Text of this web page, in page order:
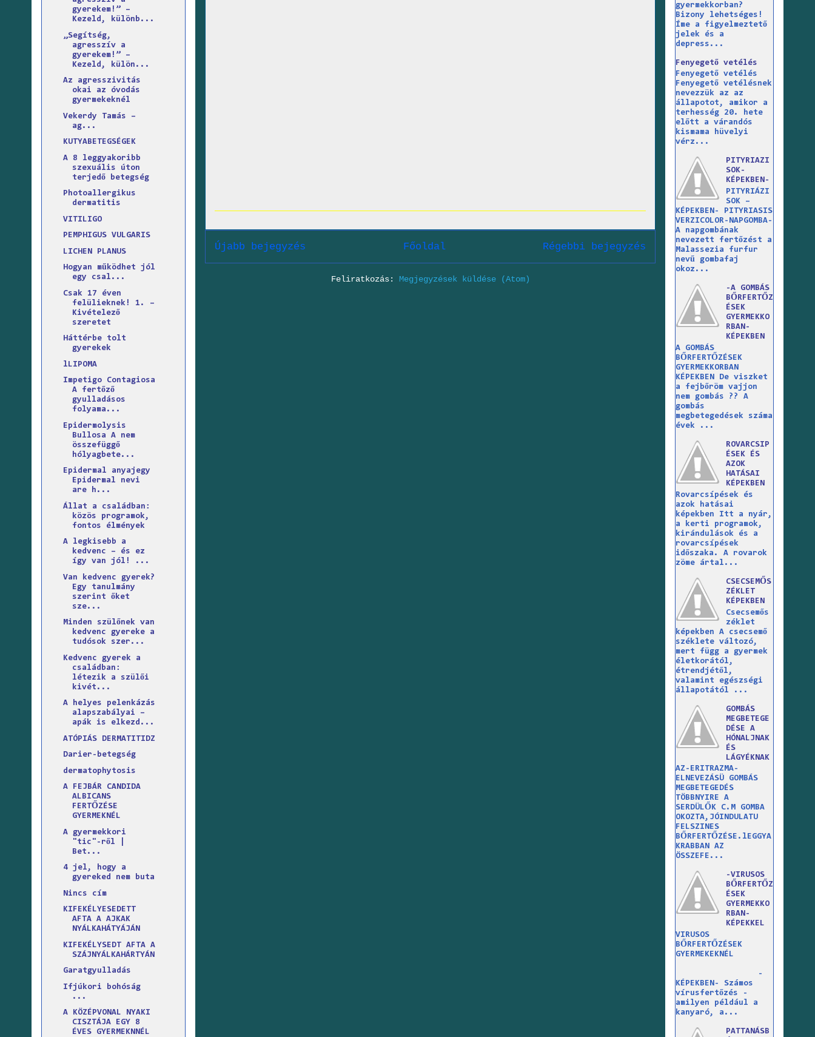
Újabb bejegyzés Régebbi bejegyzés
Főoldal
Feliratkozás: Megjegyzések küldése (Atom)
gyerekem!” –
Kezeld, különb...
„Segítség,
agresszív a
gyerekem!” –
Kezeld, külön...
Az agresszivitás
okai az óvodás
gyermekeknél
Vekerdy Tamás –
ag...
KUTYABETEGSÉGEK
A 8 leggyakoribb
szexuális úton
terjedő betegség
Photoallergikus
dermatitis
VITILIGO
PEMPHIGUS VULGARIS
LICHEN PLANUS
Hogyan működhet jól
egy csal...
Csak 17 éven
felülieknek! 1. –
Kivételező
szeretet
Háttérbe tolt
gyerekek
lLIPOMA
Impetigo Contagiosa
A fertőző
gyulladásos
folyama...
Epidermolysis
Bullosa A nem
összefüggő
hólyagbete...
Epidermal anyajegy
Epidermal nevi
are h...
Állat a családban:
közös programok,
fontos élmények
A legkisebb a
kedvenc – és ez
így van jól! ...
Van kedvenc gyerek?
Egy tanulmány
szerint őket
sze...
Minden szülőnek van
kedvenc gyereke a
tudósok szer...
Kedvenc gyerek a
családban:
létezik a szülői
kivét...
A helyes pelenkázás
alapszabályai –
apák is elkezd...
ATÓPIÁS DERMATITIDZ
Darier-betegség
dermatophytosis
A FEJBÁR CANDIDA
ALBICANS
FERTŐZÉSE
GYERMEKNÉL
A gyermekkori
"tic"-ről |
Bet...
4 jel, hogy a
gyereked nem buta
Nincs cím
KIFEKÉLYESEDETT
AFTA A AJKAK
NYÁLKAHÁTYÁJÁN
KIFEKÉLYSEDT AFTA A
SZÁJNYÁLKAHÁRTYÁN
Garatgyulladás
Ifjúkori bohóság
...
A KÖZÉPVONAL NYAKI
CISZTÁJA EGY 8
ÉVES GYERMEKNNÉL
gyermekkorban?
Bizony lehetséges!
Íme a figyelmeztető
jelek és a
depress...
Fenyegető vetélés
Fenyegető vetélés
Fenyegető vetélésnek
nevezzük az az
állapotot, amikor a
terhesség 20. hete
előtt a várandós
kismama hüvelyi
vérz...
PITYRIAZI
SOK-
KÉPEKBEN-
PITYRIÁZI
SOK –
KÉPEKBEN- PITYRIASIS
VERZICOLOR-NAPGOMBA-
A napgombának
nevezett fertőzést a
Malassezia furfur
nevű gombafaj
okoz...
-A GOMBÁS
BŐRFERTŐZ
ÉSEK
GYERMEKKO
RBAN-
KÉPEKBEN
A GOMBÁS
BŐRFERTŐZÉSEK
GYERMEKKORBAN
KÉPEKBEN De viszket
a fejbőröm vajjon
nem gombás ?? A
gombás
megbetegedések száma
évek ...
ROVARCSIP
ÉSEK ÉS
AZOK
HATÁSAI
KÉPEKBEN
Rovarcsípések és
azok hatásai
képekben Itt a nyár,
a kerti programok,
kirándulások és a
rovarcsípések
időszaka. A rovarok
zöme ártal...
CSECSEMŐS
ZÉKLET
KÉPEKBEN
Csecsemős
zéklet
képekben A csecsemő
széklete változó,
mert függ a gyermek
életkorától,
étrendjétől,
valamint egészségi
állapotától ...
GOMBÁS
MEGBETEGE
DÉSE A
HÓNALJNAK
ÉS
LÁGYÉKNAK
AZ-ERITRAZMA-
ELNEVEZÁSÜ GOMBÁS
MEGBETEGEDÉS
TÖBBNYIRE A
SERDÜLŐK C.M GOMBA
OKOZTA,JÓINDULATU
FELSZINES
BŐRFERTŐZÉSE.lEGGYA
KRABBAN AZ
ÖSSZEFE...
-VIRUSOS
BŐRFERTŐZ
ÉSEK
GYERMEKKO
RBAN-
KÉPEKKEL
VIRUSOS
BŐRFERTŐZÉSEK
GYERMEKEKNÉL
-
KÉPEKBEN- Számos
vírusfertőzés -
amilyen például a
kanyaró, a...
PATTANÁSB